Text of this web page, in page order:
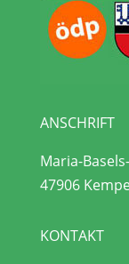
ANSCHRIFT
Maria-
47906
KONTAKT